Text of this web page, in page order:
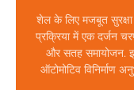
शेल के लिए मजबूत
प्रक्रिया में एक दर्जन
और सतह समायोजन.
ऑटोमोटिव विनिर्माण